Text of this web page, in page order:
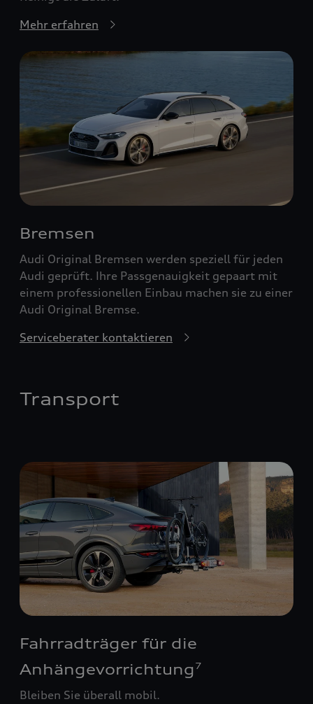
Mehr erfahren
Bremsen
Audi Original Bremsen werden speziell für jeden
Audi geprüft. Ihre Passgenauigkeit gepaart mit
einem professionellen Einbau machen sie zu einer
Audi Original Bremse.
Serviceberater kontaktieren
Transport
Fahrradträger für die
Anhängevorrichtung 7
Bleiben Sie überall mobil.